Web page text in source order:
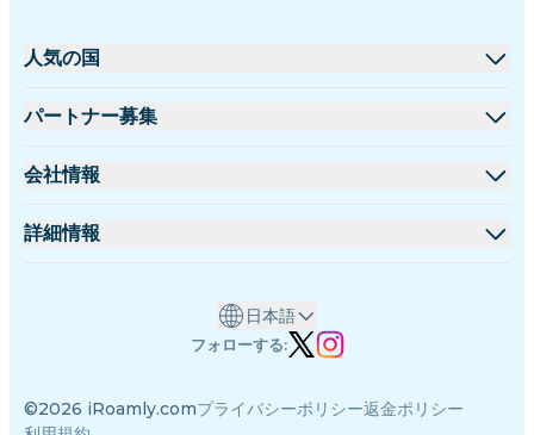
人気の国
アメリカ合衆国
フランス
インド
パートナー募集
卸売プラットフォーム
会社情報
iRoamlyについて
詳細情報
著者チーム
©2026 iRoamly.comプライバシーポリシー返金ポリシー
日本語
フォローする: